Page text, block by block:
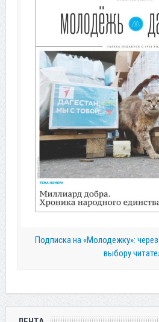
Подписка на «Молодежку»:
выбору